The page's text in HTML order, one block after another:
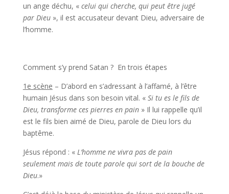
un ange déchu, « celui qui cherche, qui peut être jugé
par Dieu», il est accusateur devant Dieu, adversaire de
l’homme.
Comment s’y prend Satan ? En trois étapes
1e scène – D’abord en s’adressant à l’affamé, à l’être
humain Jésus dans son besoin vital. « Si tu es le fils de
Dieu, transforme ces pierres en pain» Il lui rappelle qu’il
est le fils bien aimé de Dieu, parole de Dieu lors du
baptême.
Jésus répond : « L’homme ne vivra pas de pain
seulement mais de toute parole qui sort de la bouche de
Dieu.»